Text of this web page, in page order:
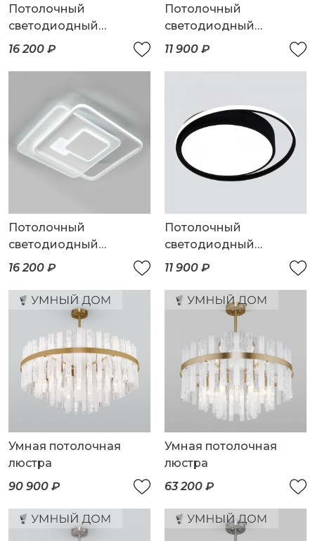
Потолочный
светодиодный
светильник
16 200 ₽
Потолочный
светодиодный
светильник с пультом
11 900 ₽
Потолочный
светодиодный
светильник
16 200 ₽
Потолочный
светодиодный
светильник с пультом
11 900 ₽
Умная потолочная
люстра
90 900 ₽
Умная потолочная
люстра
63 200 ₽